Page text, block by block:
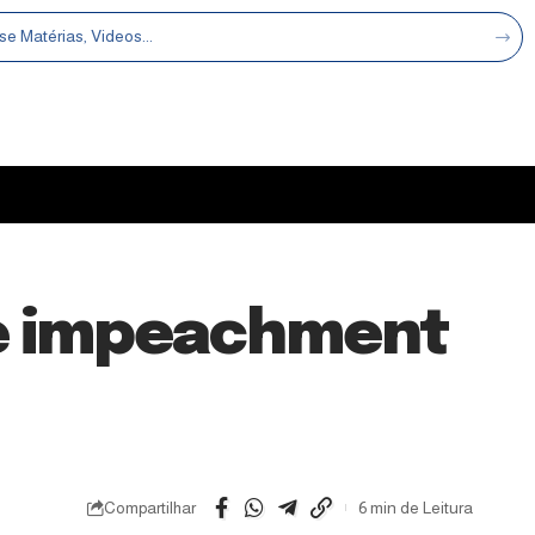
impeachment
Compartilhar 6 min de Leitura